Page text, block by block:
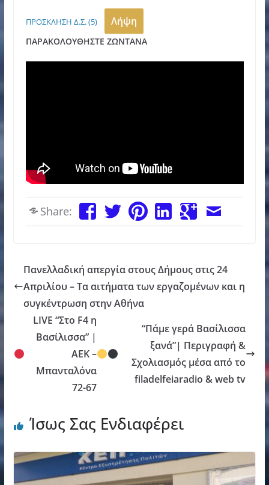
ΠΡΟΣΚΛΗΣΗ Δ.Σ. (5) Λήψη
ΠΑΡΑΚΟΛΟΥΘΗΣΤΕ ΖΩΝΤΑΝΑ
Share:
Πανελλαδική απεργία στους Δήμους στις 24
Απριλίου – Τα αιτήματα των εργαζομένων και η
συγκέντρωση στην Αθήνα
LIVE “Στο F4 η
Βασίλισσα” |
ΑΕΚ –
Μπανταλόνα
72-67
“Πάμε γερά Βασίλισσα
ξανά”| Περιγραφή &
Σχολιασμός μέσα από το
filadelfeiaradio & web tv
Ίσως Σας Ενδιαφέρει